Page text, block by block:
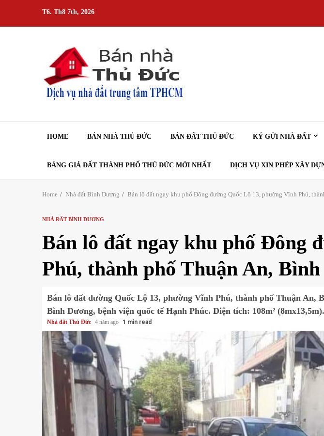
content
T6. Th8 7th, 2026
HOME BÁN NHÀ THỦ ĐỨC BÁN ĐẤT THỦ ĐỨC KÝ GỬI NHÀ ĐẤT
BẢNG GIÁ ĐẤT THÀNH PHỐ THỦ ĐỨC MỚI NHẤT DỊCH VỤ XIN PHÉP XÂY
Home Nhà đất Bình Dương Bán lô đất ngay khu phố Đông đường Quốc Lộ 13, phường Vĩnh Phú,
NHÀ ĐẤT BÌNH DƯƠNG
Bán lô đất ngay khu phố Đông
Phú, thành phố Thuận An,
Bán lô đất đường Quốc Lộ 13, phường Vĩnh Phú, thành phố Thuận
Bình Dương, bệnh viện quốc tế Hạnh Phúc. Diện tích: 108m²
Nhà đất Thủ Đức 4 năm ago 1 min read